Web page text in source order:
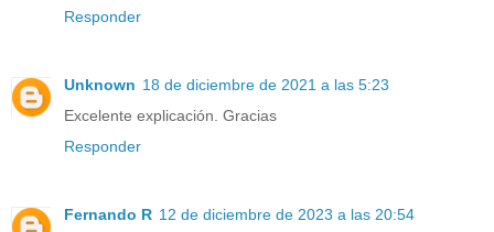
Responder
Unknown 18 de diciembre de 2021 a las 5:23
Excelente explicación. Gracias
Responder
Fernando R 12 de diciembre de 2023 a las 20:54